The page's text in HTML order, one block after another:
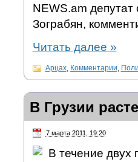
NEWS.am
Зограбян,
Читать далее »
Арцах, Комментарии
В Грузии
7 марта 2011, 19:20
В течение двух